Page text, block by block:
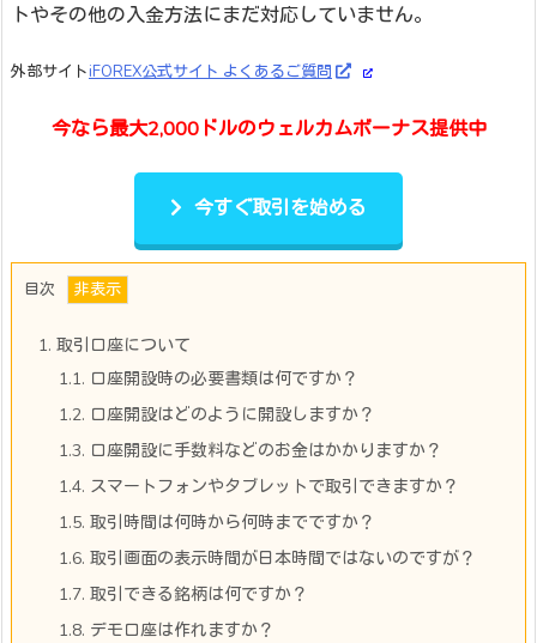
トやその他の入金方法にまだ対応していません。
外部サイトiFOREX公式サイト よくあるご質問
今なら最大2,000ドルのウェルカムボーナス提供中
今すぐ取引を始める
目次
1. 取引口座について
1.1. 口座開設時の必要書類は何ですか？
1.2. 口座開設はどのように開設しますか？
1.3. 口座開設に手数料などのお金はかかりますか？
1.4. スマートフォンやタブレットで取引できますか？
1.5. 取引時間は何時から何時までですか？
1.6. 取引画面の表示時間が日本時間ではないのですが？
1.7. 取引できる銘柄は何ですか？
1.8. デモ口座は作れますか？